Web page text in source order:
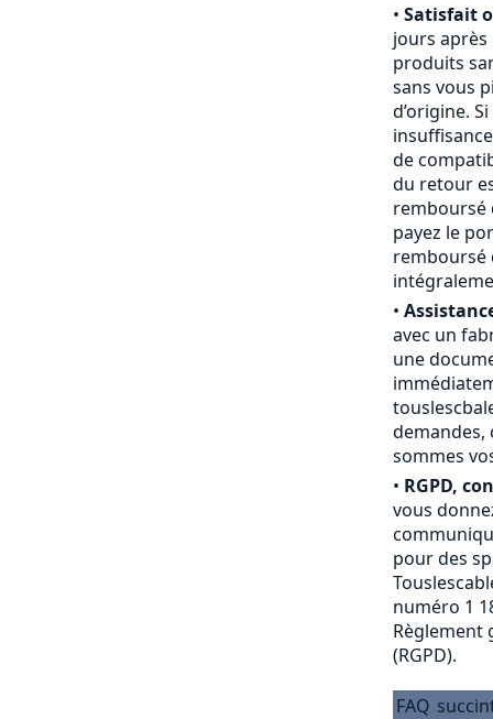
• Satisfait
jours
produits
sans vous
d’origine.
de
du retour
remboursé
payez le
remboursé
•
avec un
une
demandes,
sommes
• RGPD,
vous
pour des
numéro 1
Règlement
(RGPD).
FAQ